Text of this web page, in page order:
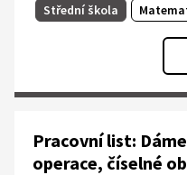
Střední škola
Pracovní list:
operace, číselné